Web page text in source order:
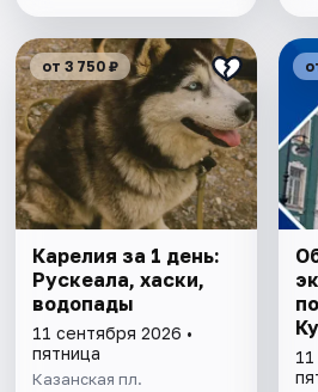
от 3 750 ₽
Карелия за 1 день:
Рускеала, хаски,
водопады
11 сентября 2026 •
пятница
Казанская пл.